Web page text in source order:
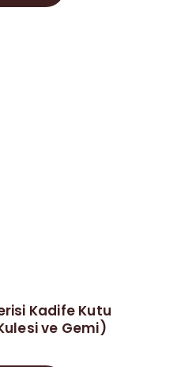
Kadife Kutu
ve Gemi)